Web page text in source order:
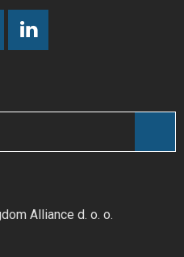
Alliance d. o. o.